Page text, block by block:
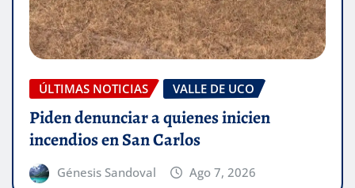
ÚLTIMAS NOTICIAS VALLE DE UCO
Piden denunciar a quienes inicien
incendios en San Carlos
Génesis Sandoval Ago 7, 2026